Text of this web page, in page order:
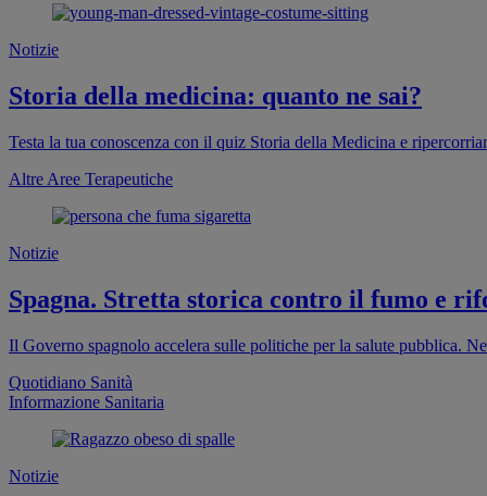
Notizie
Storia della medicina: quanto ne sai?
Testa la tua conoscenza con il quiz Storia della Medicina e
Altre Aree Terapeutiche
Notizie
Spagna. Stretta storica contro il fumo e
Il Governo spagnolo accelera sulle politiche per la salute pubblica.
Quotidiano Sanità
Informazione Sanitaria
Notizie